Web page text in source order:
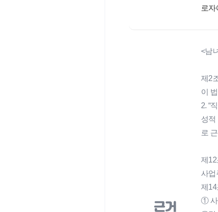
로
근거
<남
제2
이
2. “
성적
로
제12
사업
제14
① 사